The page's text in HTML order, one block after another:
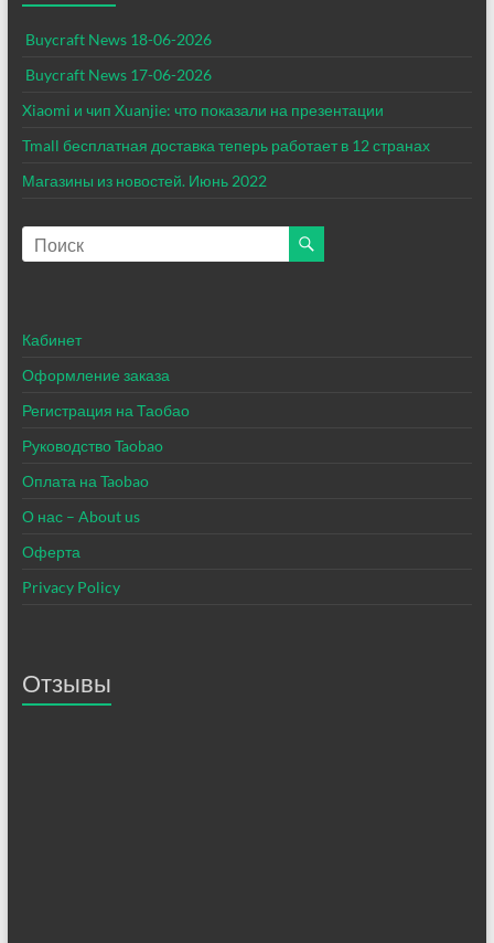
Buycraft News 18-06-2026
Buycraft News 17-06-2026
Xiaomi и чип Xuanjie: что показали на презентации
Tmall бесплатная доставка теперь работает в 12 странах
Магазины из новостей. Июнь 2022​
Кабинет
Оформление заказа
Регистрация на Таобао
Руководство Taobao
Оплата на Taobao
О нас – About us
Оферта
Privacy Policy
Отзывы